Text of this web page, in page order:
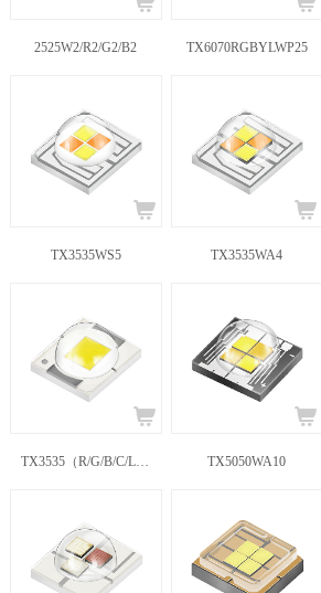
2525W2/R2/G2/B2 TX6070RGBYLWP25
TX3535WS5 TX3535WA4
TX3535（R/G/B/C/L/A/W）5/10 TX5050WA10